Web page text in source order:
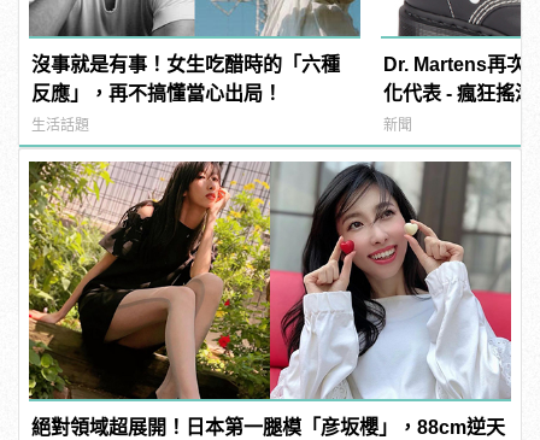
沒事就是有事！女生吃醋時的「六種
反應」，再不搞懂當心出局！
生活話題
Dr. Martens再次
化代表 - 瘋狂搖滾
新聞
絕對領域超展開！日本第一腿模「彦坂櫻」，88cm逆天